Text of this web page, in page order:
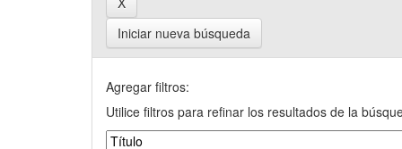
Iniciar nueva búsqueda
Agregar filtros:
Utilice filtros para refinar los resultados de la